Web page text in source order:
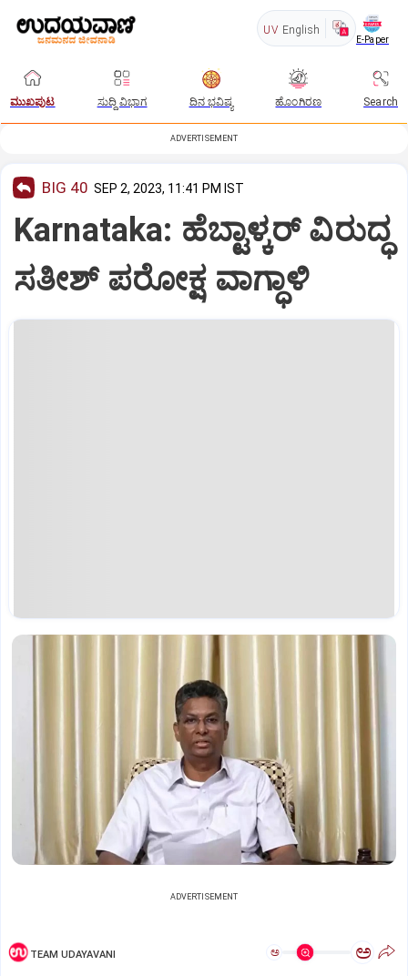
UV English
E-Paper
ಮುಖಪುಟ ಸುದ್ದಿ ವಿಭಾಗ ದಿನ ಭವಿಷ್ಯ ಹೊಂಗಿರಣ Search
ADVERTISEMENT
BIG 40 SEP 2, 2023, 11:41 PM IST
Karnataka: ಹೆಬ್ಟಾಳ್ಕರ್‌ ವಿರುದ್ಧ
ಸತೀಶ್‌ ಪರೋಕ್ಷ ವಾಗ್ಧಾಳಿ
ADVERTISEMENT
TEAM UDAYAVANI ಅ ಅ